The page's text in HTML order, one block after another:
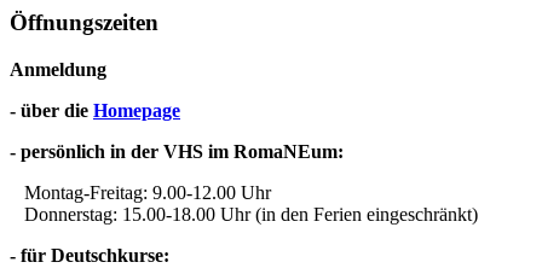
Öffnungszeiten
Anmeldung
- über die Homepage
- persönlich in der VHS im RomaNEum:
Montag-Freitag: 9.00-12.00 Uhr
Donnerstag: 15.00-18.00 Uhr (in den Ferien eingeschränkt)
- für Deutschkurse: